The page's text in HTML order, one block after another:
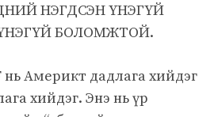
НЭГДСЭН ҮНЭГҮЙ
БОЛОМЖТОЙ.
нь Америкт дадлага хийдэг
хийдэг. Энэ нь үр